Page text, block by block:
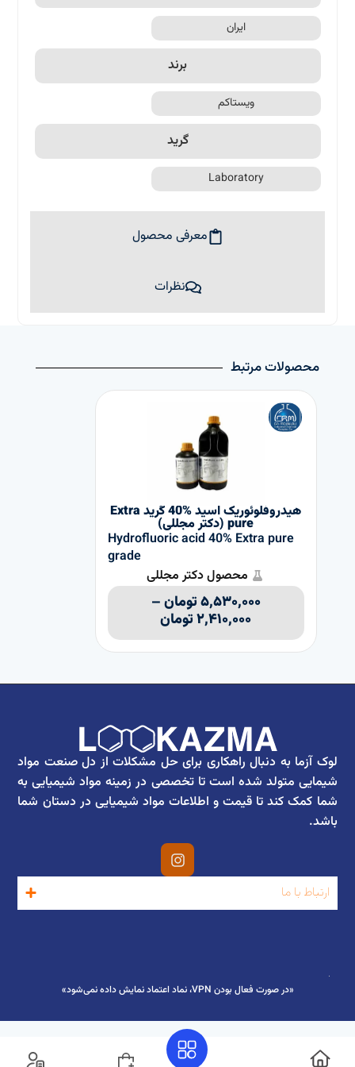
معرفی محصول
نظرات
ایران
برند
ویستاکم
گرید
Laboratory
محصولات مرتبط
هیدروفلوئوريک اسید %40 گرید Extra
pure (دکتر مجللی)
Hydrofluoric acid 40% Extra pure
grade
محصول دکتر مجللی
۵,۵۳۰,۰۰۰تومان–
۲,۴۱۰,۰۰۰تومان
لوک آزما به دنبال راهکاری برای حل مشکلات از دل صنعت مواد
شیمایی متولد شده است تا تخصصی در زمینه مواد شیمیایی به
شما کمک کند تا قیمت و اطلاعات مواد شیمیایی در دستان شما
باشد.
ارتباط با ما
«در صورت فعال بودن VPN، نماد اعتماد نمایش داده نمی‌شود»